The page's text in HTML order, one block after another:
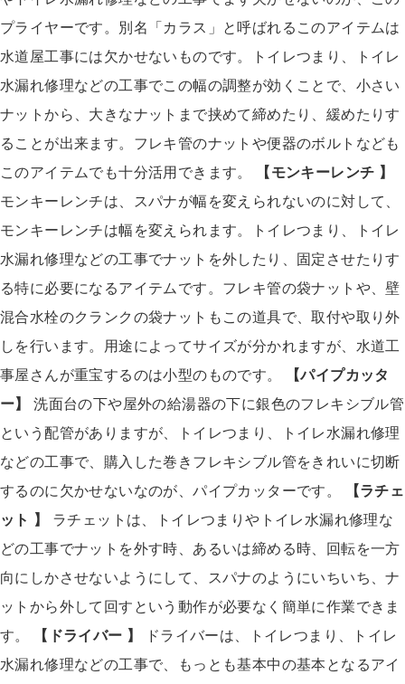
プライヤーです。別名「カラス」と呼ばれるこのアイテムは
水道屋工事には欠かせないものです。トイレつまり、トイレ
水漏れ修理などの工事でこの幅の調整が効くことで、小さい
ナットから、大きなナットまで挟めて締めたり、緩めたりす
ることが出来ます。フレキ管のナットや便器のボルトなども
このアイテムでも十分活用できます。
【モンキーレンチ 】
モンキーレンチは、スパナが幅を変えられないのに対して、
モンキーレンチは幅を変えられます。トイレつまり、トイレ
水漏れ修理などの工事でナットを外したり、固定させたりす
る特に必要になるアイテムです。フレキ管の袋ナットや、壁
混合水栓のクランクの袋ナットもこの道具で、取付や取り外
しを行います。用途によってサイズが分かれますが、水道工
事屋さんが重宝するのは小型のものです。
【パイプカッタ
ー】
洗面台の下や屋外の給湯器の下に銀色のフレキシブル管
という配管がありますが、トイレつまり、トイレ水漏れ修理
などの工事で、購入した巻きフレキシブル管をきれいに切断
するのに欠かせないなのが、パイプカッターです。
【ラチェ
ット 】
ラチェットは、トイレつまりやトイレ水漏れ修理な
どの工事でナットを外す時、あるいは締める時、回転を一方
向にしかさせないようにして、スパナのようにいちいち、ナ
ットから外して回すという動作が必要なく簡単に作業できま
す。
【ドライバー 】
ドライバーは、トイレつまり、トイレ
水漏れ修理などの工事で、もっとも基本中の基本となるアイ